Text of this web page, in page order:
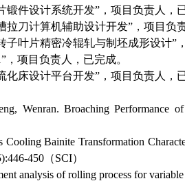
件设计系统开发”，项目负责人，已
刀计算机辅助设计开发”，项目负
叶片精密冷辊轧与制坯成形设计”
，项目负责人，已完成。
床设计平台开发”，项目负责人，已
Wenran. Broaching Performance
Bainite Transformation
450（SCI）
analysis of rolling process for